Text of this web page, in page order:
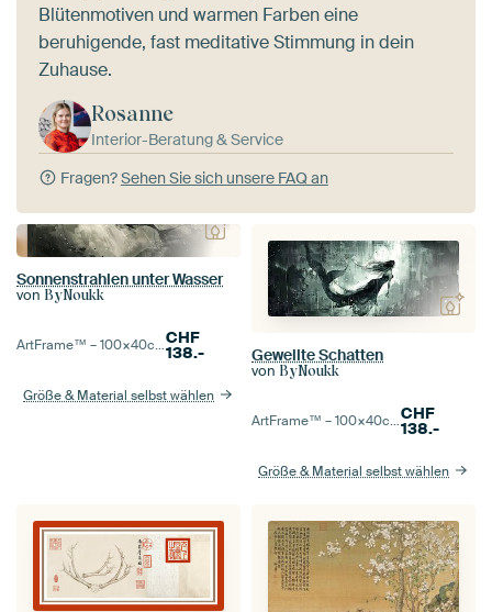
Blütenmotiven und warmen Farben eine
beruhigende, fast meditative Stimmung in dein
Zuhause.
Rosanne
Interior-Beratung & Service
Fragen?Sehen Sie sich unsere FAQ an
Sonnenstrahlen unter Wasser
von ByNoukk
ArtFrame™ –100×40cm CHF
138.-
Größe & Material selbst wählen
Gewellte Schatten
von ByNoukk
ArtFrame™ –100×40cm CHF
138.-
Größe & Material selbst wählen